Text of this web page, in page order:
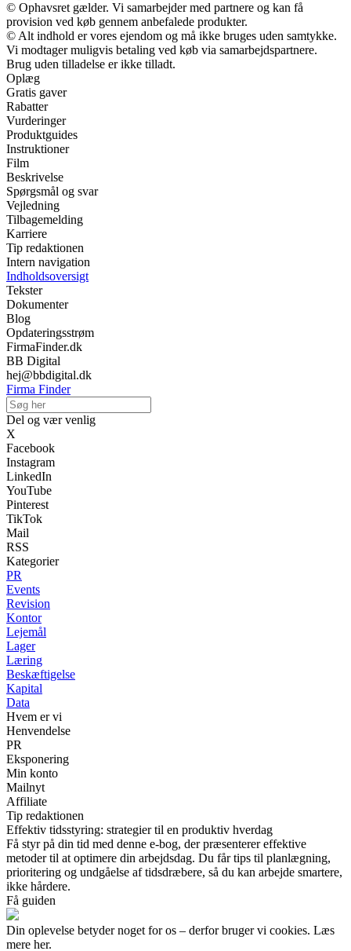
© Ophavsret gælder. Vi samarbejder med partnere og kan få
provision ved køb gennem anbefalede produkter.
© Alt indhold er vores ejendom og må ikke bruges uden samtykke.
Vi modtager muligvis betaling ved køb via samarbejdspartnere.
Brug uden tilladelse er ikke tilladt.
Oplæg
Gratis gaver
Rabatter
Vurderinger
Produktguides
Instruktioner
Film
Beskrivelse
Spørgsmål og svar
Vejledning
Tilbagemelding
Karriere
Tip redaktionen
Intern navigation
Indholdsoversigt
Tekster
Dokumenter
Blog
Opdateringsstrøm
FirmaFinder.dk
BB Digital
hej@bbdigital.dk
Firma Finder
Del og vær venlig
X
Facebook
Instagram
LinkedIn
YouTube
Pinterest
TikTok
Mail
RSS
Kategorier
PR
Events
Revision
Kontor
Lejemål
Lager
Læring
Beskæftigelse
Kapital
Data
Hvem er vi
Henvendelse
PR
Eksponering
Min konto
Mailnyt
Affiliate
Tip redaktionen
Effektiv tidsstyring: strategier til en produktiv hverdag
Få styr på din tid med denne e-bog, der præsenterer effektive
metoder til at optimere din arbejdsdag. Du får tips til planlægning,
prioritering og undgåelse af tidsdræbere, så du kan arbejde smartere,
ikke hårdere.
Få guiden
Din oplevelse betyder noget for os – derfor bruger vi cookies. Læs
mere her.